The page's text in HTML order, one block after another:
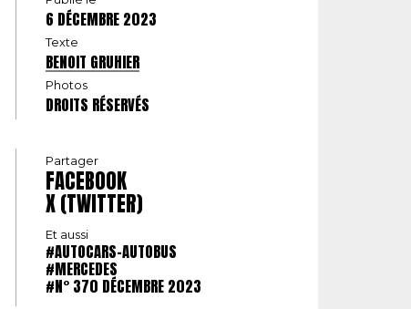
6 DÉCEMBRE 2023
Texte
BENOIT GRUHIER
Photos
DROITS RÉSERVÉS
Partager
FACEBOOK
X (TWITTER)
Et aussi
#AUTOCARS-AUTOBUS
#MERCEDES
#N° 370 DÉCEMBRE 2023